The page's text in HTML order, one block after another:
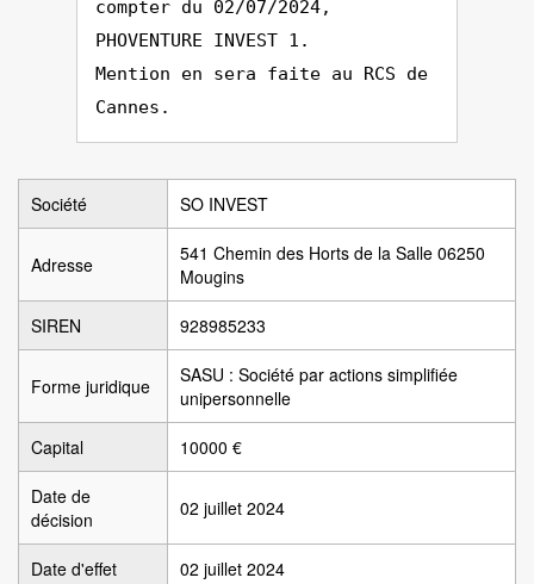
compter du 02/07/2024,
PHOVENTURE INVEST 1.
Mention en sera faite au RCS de
Cannes.
Société SO INVEST
Adresse
541 Chemin des Horts de la Salle 06250
Mougins
SIREN 928985233
Forme juridique
SASU : Société par actions simplifiée
unipersonnelle
Capital 10000 €
Date de
décision
02 juillet 2024
Date d'effet 02 juillet 2024